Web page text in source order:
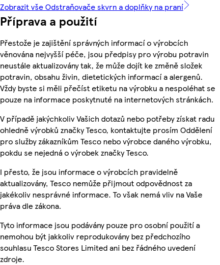
Zobrazit vše Odstraňovače skvrn a doplňky na praní
Příprava a použití
Přestože je zajištění správných informací o výrobcích
věnována nejvyšší péče, jsou předpisy pro výrobu potravin
neustále aktualizovány tak, že může dojít ke změně složek
potravin, obsahu živin, dietetických informací a alergenů.
Vždy byste si měli přečíst etiketu na výrobku a nespoléhat se
pouze na informace poskytnuté na internetových stránkách.
V případě jakýchkoliv Vašich dotazů nebo potřeby získat radu
ohledně výrobků značky Tesco, kontaktujte prosím Oddělení
pro služby zákazníkům Tesco nebo výrobce daného výrobku,
pokdu se nejedná o výrobek značky Tesco.
I přesto, že jsou informace o výrobcích pravidelně
aktualizovány, Tesco nemůže přijmout odpovědnost za
jakékoliv nesprávné informace. To však nemá vliv na Vaše
práva dle zákona.
Tyto informace jsou podávány pouze pro osobní použití a
nemohou být jakkoliv reprodukovány bez předchozího
souhlasu Tesco Stores Limited ani bez řádného uvedení
zdroje.